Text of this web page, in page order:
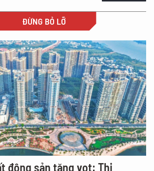
ĐỪNG BỎ LỠ
động sản tăng vọt: Thị